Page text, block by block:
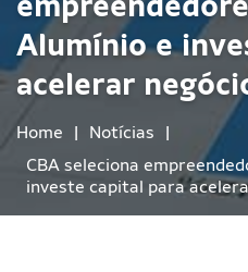
Alumínio e
acelerar
Home | Notícias
|
CBA seleciona
investe capital para